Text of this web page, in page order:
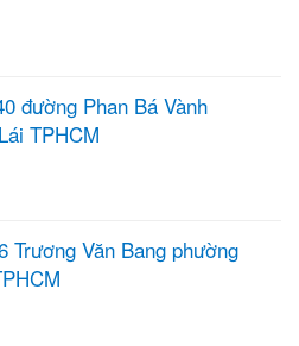
đường Phan Bá Vành
TPHCM
Trương Văn Bang phường